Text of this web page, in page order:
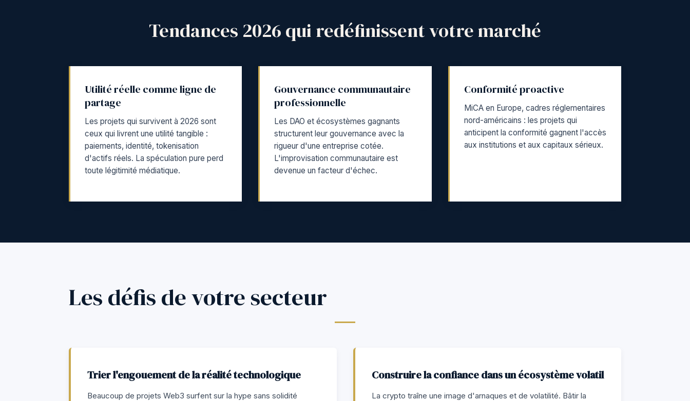
Tendances 2026 qui redéfinissent votre marché
Utilité réelle comme ligne de
partage
Les projets qui survivent à 2026 sont
ceux qui livrent une utilité tangible :
paiements, identité, tokenisation
d'actifs réels. La spéculation pure perd
toute légitimité médiatique.
Gouvernance communautaire
professionnelle
Les DAO et écosystèmes gagnants
structurent leur gouvernance avec la
rigueur d'une entreprise cotée.
L'improvisation communautaire est
devenue un facteur d'échec.
Conformité proactive
MiCA en Europe, cadres réglementaires
nord-américains : les projets qui
anticipent la conformité gagnent l'accès
aux institutions et aux capitaux sérieux.
Les défis de votre secteur
Trier l'engouement de la réalité technologique
Beaucoup de projets Web3 surfent sur la hype sans solidité
Construire la confiance dans un écosystème volatil
La crypto traîne une image d'arnaques et de volatilité. Bâtir la